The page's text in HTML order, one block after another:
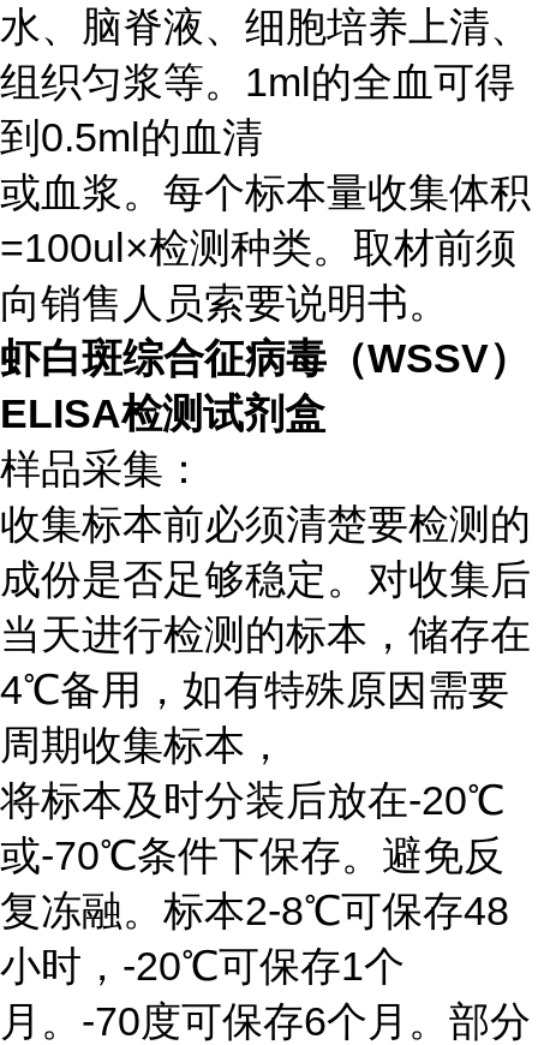
水、脑脊液、细胞培养上清、
组织匀浆等。1ml的全血可得
到0.5ml的血清
或血浆。每个标本量收集体积
=100ul×检测种类。取材前须
向销售人员索要说明书。
虾白斑综合征病毒（WSSV）
ELISA检测试剂盒
样品采集：
收集标本前必须清楚要检测的
成份是否足够稳定。对收集后
当天进行检测的标本，储存在
4℃备用，如有特殊原因需要
周期收集标本，
将标本及时分装后放在-20℃
或-70℃条件下保存。避免反
复冻融。标本2-8℃可保存48
小时，-20℃可保存1个
月。-70度可保存6个月。部分